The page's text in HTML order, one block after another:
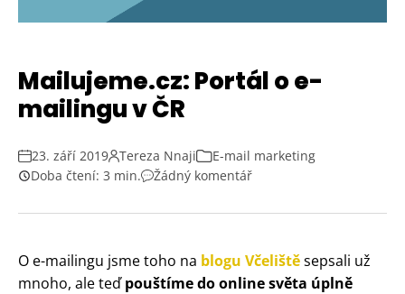
Mailujeme.cz: Portál o e-
mailingu v ČR
23. září 2019 Tereza Nnaji
E-mail marketing
Doba čtení: 3 min.
Žádný komentář
O e-mailingu jsme toho na blogu Včelištěsepsali už
mnoho, ale teďpouštíme do online světa úplně